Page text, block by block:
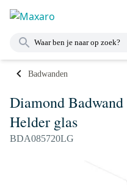
Badwanden
Diamond
Helder glas
BDA085720LG